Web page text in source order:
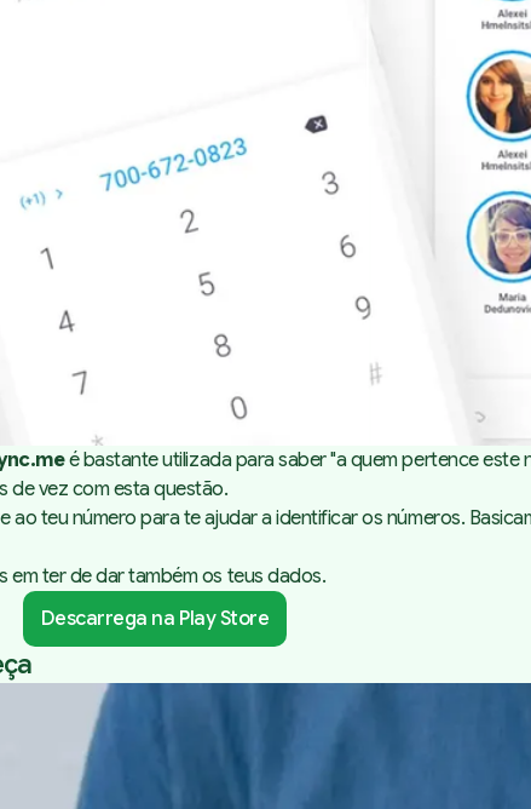
é bastante utilizada para saber "a quem pertence este
de vez com esta questão.
teu número para te ajudar a identificar os números.
em ter de dar também os teus dados.
Descarrega na Play Store